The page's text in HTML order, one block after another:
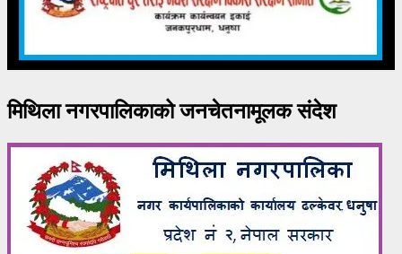
मिथिला नगरपालिकाको जनचेतनामूलक संदेश